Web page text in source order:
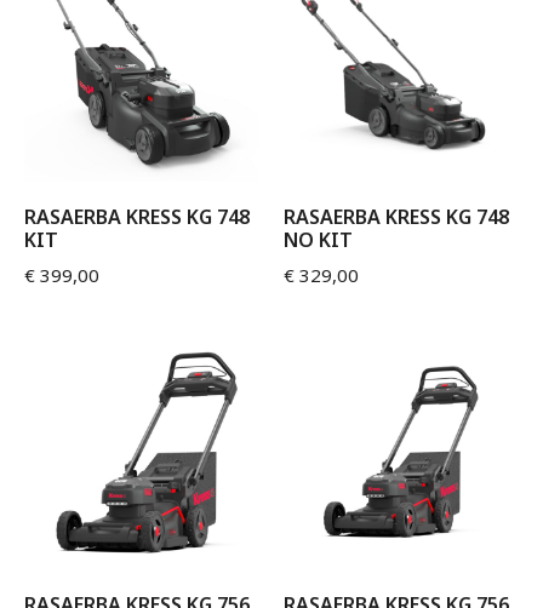
RASAERBA KRESS KG 748
KIT
€ 399,00
RASAERBA KRESS KG 748
NO KIT
€ 329,00